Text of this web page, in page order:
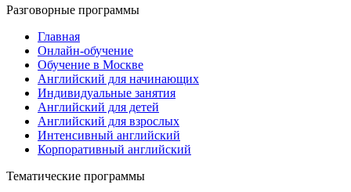
Разговорные программы
Главная
Онлайн-обучение
Обучение в Москве
Английский для начинающих
Индивидуальные занятия
Английский для детей
Английский для взрослых
Интенсивный английский
Корпоративный английский
Тематические программы